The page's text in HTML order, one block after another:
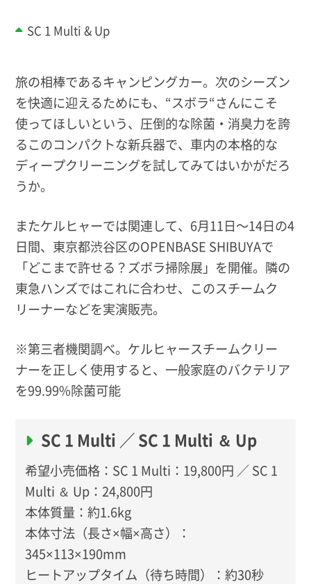
SC 1 Multi & Up
旅の相棒であるキャンピングカー。次のシーズン
を快適に迎えるためにも、“スボラ“さんにこそ
使ってほしいという、圧倒的な除菌・消臭力を誇
るこのコンパクトな新兵器で、車内の本格的な
ディープクリーニングを試してみてはいかがだろ
うか。
またケルヒャーでは関連して、6月11日〜14日の4
日間、東京都渋谷区のOPENBASE SHIBUYAで
「どこまで許せる？ズボラ掃除展」を開催。隣の
東急ハンズではこれに合わせ、このスチームク
リーナーなどを実演販売。
※第三者機関調べ。ケルヒャースチームクリー
ナーを正しく使用すると、一般家庭のバクテリア
を99.99%除菌可能
SC 1 Multi ／ SC 1 Multi ＆ Up
希望小売価格：SC 1 Multi：19,800円 ／ SC 1
Multi ＆ Up：24,800円
本体質量：約1.6kg
本体寸法（長さ×幅×高さ）：
345×113×190mm
ヒートアップタイム（待ち時間）：約30秒